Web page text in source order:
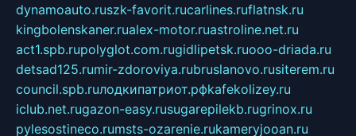
dynamoauto.ruszk-favorit.rucarlines.ruflatnsk.ru
kingbolenskaner.rualex-motor.ruastroline.net.ru
act1.spb.rupolyglot.com.rugidlipetsk.ruooo-driada.ru
detsad125.rumir-zdoroviya.rubruslanovo.rusiterem.ru
council.spb.ruлодкипатриот.рфkafekolizey.ru
iclub.net.rugazon-easy.rusugarepilekb.rugrinox.ru
pylesostineco.rumsts-ozarenie.rukameryjooan.ru